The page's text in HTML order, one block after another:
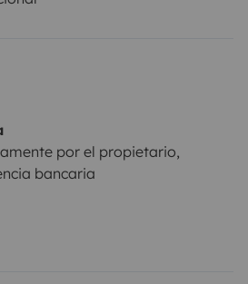
por el propietario,
bancaria